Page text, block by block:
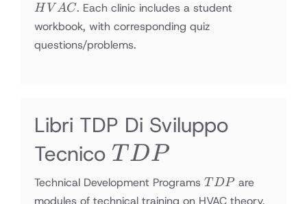
H V AC. Each clinic includes a student
workbook, with corresponding quiz
questions/problems.
Libri TDP Di Sviluppo
Tecnico TDP
T DP
Technical Development Programs TDP
T DPare
modules of technical training on HVAC theory,